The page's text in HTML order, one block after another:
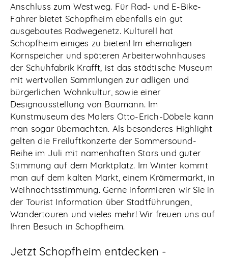
Anschluss zum Westweg. Für Rad- und E-Bike-
Fahrer bietet Schopfheim ebenfalls ein gut
ausgebautes Radwegenetz. Kulturell hat
Schopfheim einiges zu bieten! Im ehemaligen
Kornspeicher und späteren Arbeiterwohnhauses
der Schuhfabrik Krafft, ist das städtische Museum
mit wertvollen Sammlungen zur adligen und
bürgerlichen Wohnkultur, sowie einer
Designausstellung von Baumann. Im
Kunstmuseum des Malers Otto-Erich-Döbele kann
man sogar übernachten. Als besonderes Highlight
gelten die Freiluftkonzerte der Sommersound-
Reihe im Juli mit namenhaften Stars und guter
Stimmung auf dem Marktplatz. Im Winter kommt
man auf dem kalten Markt, einem Krämermarkt, in
Weihnachtsstimmung. Gerne informieren wir Sie in
der Tourist Information über Stadtführungen,
Wandertouren und vieles mehr! Wir freuen uns auf
Ihren Besuch in Schopfheim.
Jetzt Schopfheim entdecken -